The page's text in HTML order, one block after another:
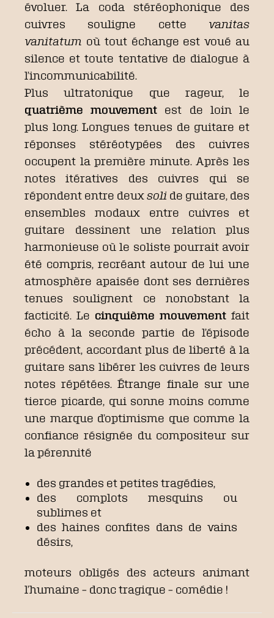
évoluer. La coda stéréophonique des
cuivres souligne cette vanitas
vanitatum où tout échange est voué au
silence et toute tentative de dialogue à
l’incommunicabilité.
Plus ultratonique que rageur, le
quatrième mouvement est de loin le
plus long. Longues tenues de guitare et
réponses stéréotypées des cuivres
occupent la première minute. Après les
notes itératives des cuivres qui se
répondent entre deux soli de guitare, des
ensembles modaux entre cuivres et
guitare dessinent une relation plus
harmonieuse où le soliste pourrait avoir
été compris, recréant autour de lui une
atmosphère apaisée dont ses dernières
tenues soulignent ce nonobstant la
facticité. Le cinquième mouvement fait
écho à la seconde partie de l’épisode
précédent, accordant plus de liberté à la
guitare sans libérer les cuivres de leurs
notes répétées. Étrange finale sur une
tierce picarde, qui sonne moins comme
une marque d’optimisme que comme la
confiance résignée du compositeur sur
la pérennité
des grandes et petites tragédies,
des complots mesquins ou
sublimes et
des haines confites dans de vains
désirs,
moteurs obligés des acteurs animant
l’humaine – donc tragique – comédie !